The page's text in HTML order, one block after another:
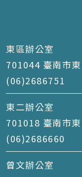
東區辦公室
701044 臺南市
(06)2686751
東二辦公室
701018 臺南市
(06)2686660
曾文辦公室